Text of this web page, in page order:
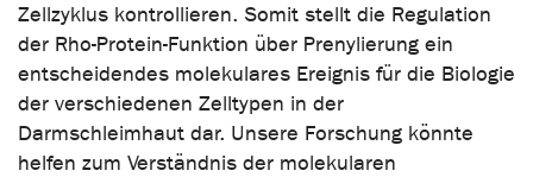
Zellzyklus kontrollieren. Somit stellt die Regulation
der Rho-Protein-Funktion über Prenylierung ein
entscheidendes molekulares Ereignis für die Biologie
der verschiedenen Zelltypen in der
Darmschleimhaut dar. Unsere Forschung könnte
helfen zum Verständnis der molekularen